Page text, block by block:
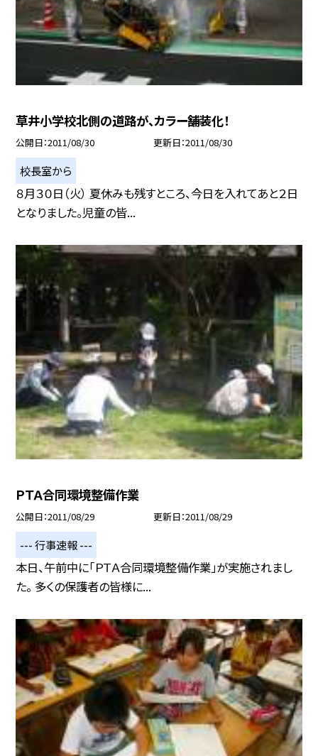
草井小学校北側の道路が、カラー舗装化！
公開日 2011/08/30 更新日 2011/08/30
校長室から
８月３０日（火） 夏休みも残すところ、今日を入れてあと２日
となりました。児童の皆...
ＰＴＡ合同環境整備作業
公開日 2011/08/29 更新日 2011/08/29
--- 行事速報 ---
本日、午前中に「ＰＴＡ合同環境整備作業」が実施されまし
た。 多くの保護者の皆様に...